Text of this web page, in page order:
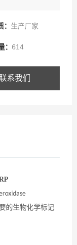
生产厂家
614
系我们
的生物化学标记